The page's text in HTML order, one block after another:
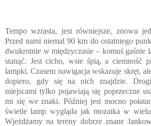
Tempo wzrasta, jest równiejsze, znowu
Przed nami niemal 90 km do ostatniego
dwukrotnie w międzyczasie – komuś gaśnie
stanąć. Jest cicho, wsie śpią, a ciemność
lampki. Czasem nawigacja wskazuje skręt,
dopiero, gdy się na nich znajdzie. Drogi
miejscami tylko pojawiają się poprzeczne
mi się we znaki. Później jest mocno
świetle lamp wygląda jak mozaika w wielu
Wjeżdżamy na tereny dobrze znane